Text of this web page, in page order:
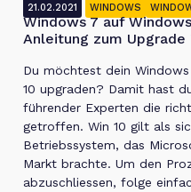
21.02.2021 WINDOWS
Windows 7 auf
Anleitung zum Upgrade
Du möchtest dein
10 upgraden? Damit hast
führender Experten die
getroffen. Win 10 gilt als
Betriebssystem, das
Markt brachte. Um den
abzuschliessen, folge